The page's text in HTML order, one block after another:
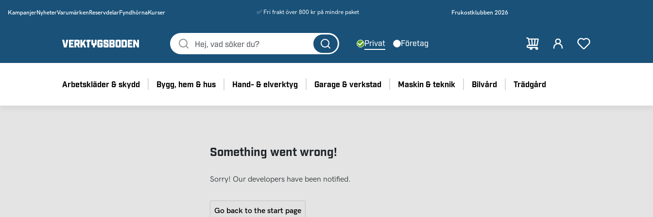
KampanjerNyheterVarumärken ReservdelarFyndhörnaKurser ✅ Fri frakt över 800 kr på mindre paket Frukostklubben 2026
Privat Företag
Arbetskläder & skydd Bygg, hem & hus Hand- & elverktyg Garage & verkstad Maskin & teknik Bilvård Trädgård
Something went wrong!
Sorry! Our developers have been notified.
Go back to the start page